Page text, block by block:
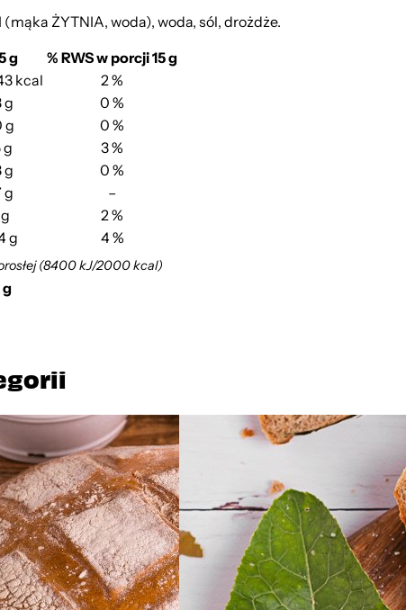
ŻYTNIA, woda), woda, sól, drożdże.
g
% RWS w porcji 15 g
kcal
2 %
g
0 %
g
0 %
g
3 %
g
0 %
g
–
g
2 %
g 4 %
(8400 kJ/2000 kcal)
g